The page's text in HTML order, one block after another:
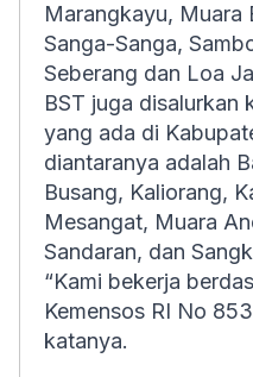
Marangkayu, Muara
Sanga-Sanga,
Seberang dan Loa
BST juga disalurkan
yang ada di
diantaranya adalah
Busang, Kaliorang,
Mesangat, Muara
Sandaran, dan
“Kami bekerja
Kemensos RI No
katanya.